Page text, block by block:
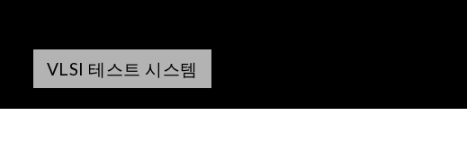
VLSI 테스트 시스템